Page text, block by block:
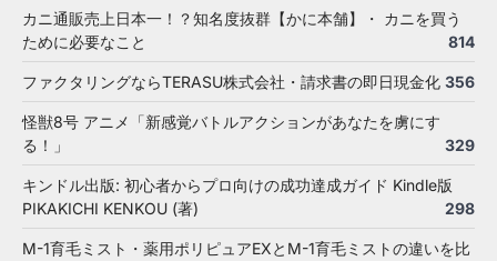
カニ通販売上日本一！？知名度抜群【かに本舗】・ カニを買う
ために必要なこと
814
ファクタリングならTERASU株式会社・請求書の即日現金化 356
怪獣8号 アニメ「新感覚バトルアクションがあなたを虜にす
る！」
329
キンドル出版: 初心者からプロ向けの成功達成ガイド Kindle版
PIKAKICHI KENKOU (著)
298
M-1育毛ミスト・薬用ポリピュアEXとM-1育毛ミストの違いを比